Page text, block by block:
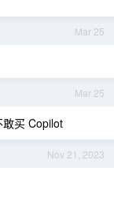
Mar 25
Mar 25
买 Copilot
Nov 21, 2023